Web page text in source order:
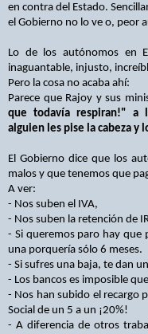
en contra del Estado.
el Gobierno no lo ve o, peor
Lo de los autónomos en
inaguantable, injusto,
Pero la cosa no acaba ahí:
Parece que Rajoy y sus
que todavía respiran!" a
alguien les pise la cabeza y
El Gobierno dice que los
malos y que tenemos que
A ver:
- Nos suben el IVA,
- Nos suben la retención de
- Si queremos paro hay que
una porquería sólo 6 meses.
- Si sufres una baja, te dan
- Los bancos es imposible
- Nos han subido el recargo
Social de un 5 a un ¡20%!
- A diferencia de otros